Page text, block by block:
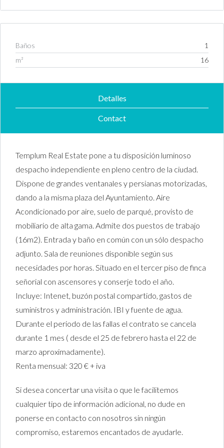
Baños
1
m²
16
Detalles
Contact
Templum Real Estate pone a tu disposición luminoso
despacho independiente en pleno centro de la ciudad.
Dispone de grandes ventanales y persianas motorizadas,
dando a la misma plaza del Ayuntamiento. Aire
Acondicionado por aire, suelo de parqué, provisto de
mobiliario de alta gama. Admite dos puestos de trabajo
(16m2). Entrada y baño en común con un sólo despacho
adjunto. Sala de reuniones disponible según sus
necesidades por horas. Situado en el tercer piso de finca
señorial con ascensores y conserje todo el año.
Incluye: Intenet, buzón postal compartido, gastos de
suministros y administración. IBI y fuente de agua.
Durante el periodo de las fallas el contrato se cancela
durante 1 mes ( desde el 25 de febrero hasta el 22 de
marzo aproximadamente).
Renta mensual: 320 € + iva
Si desea concertar una visita o que le facilitemos
cualquier tipo de información adicional, no dude en
ponerse en contacto con nosotros sin ningún
compromiso, estaremos encantados de ayudarle.